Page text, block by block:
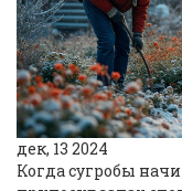
дек, 13 2024
Когда сугробы